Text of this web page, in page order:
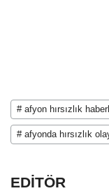
# afyon hırsızlık
# afyonda hırsızlık
EDİTÖR